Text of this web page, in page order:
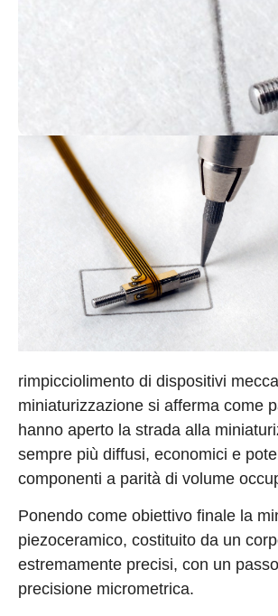
rimpicciolimento di dispositivi
miniaturizzazione si afferma come
hanno aperto la strada alla
sempre più diffusi, economici e
componenti a parità di volume
Ponendo come obiettivo finale la
piezoceramico, costituito da un
estremamente precisi, con un
precisione micrometrica.